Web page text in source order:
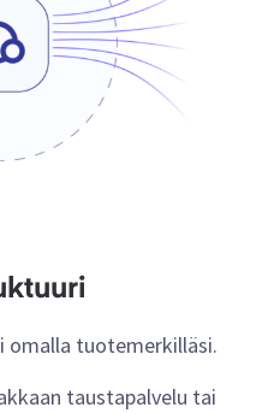
omalla tuotemerkilläsi.
taustapalvelu tai